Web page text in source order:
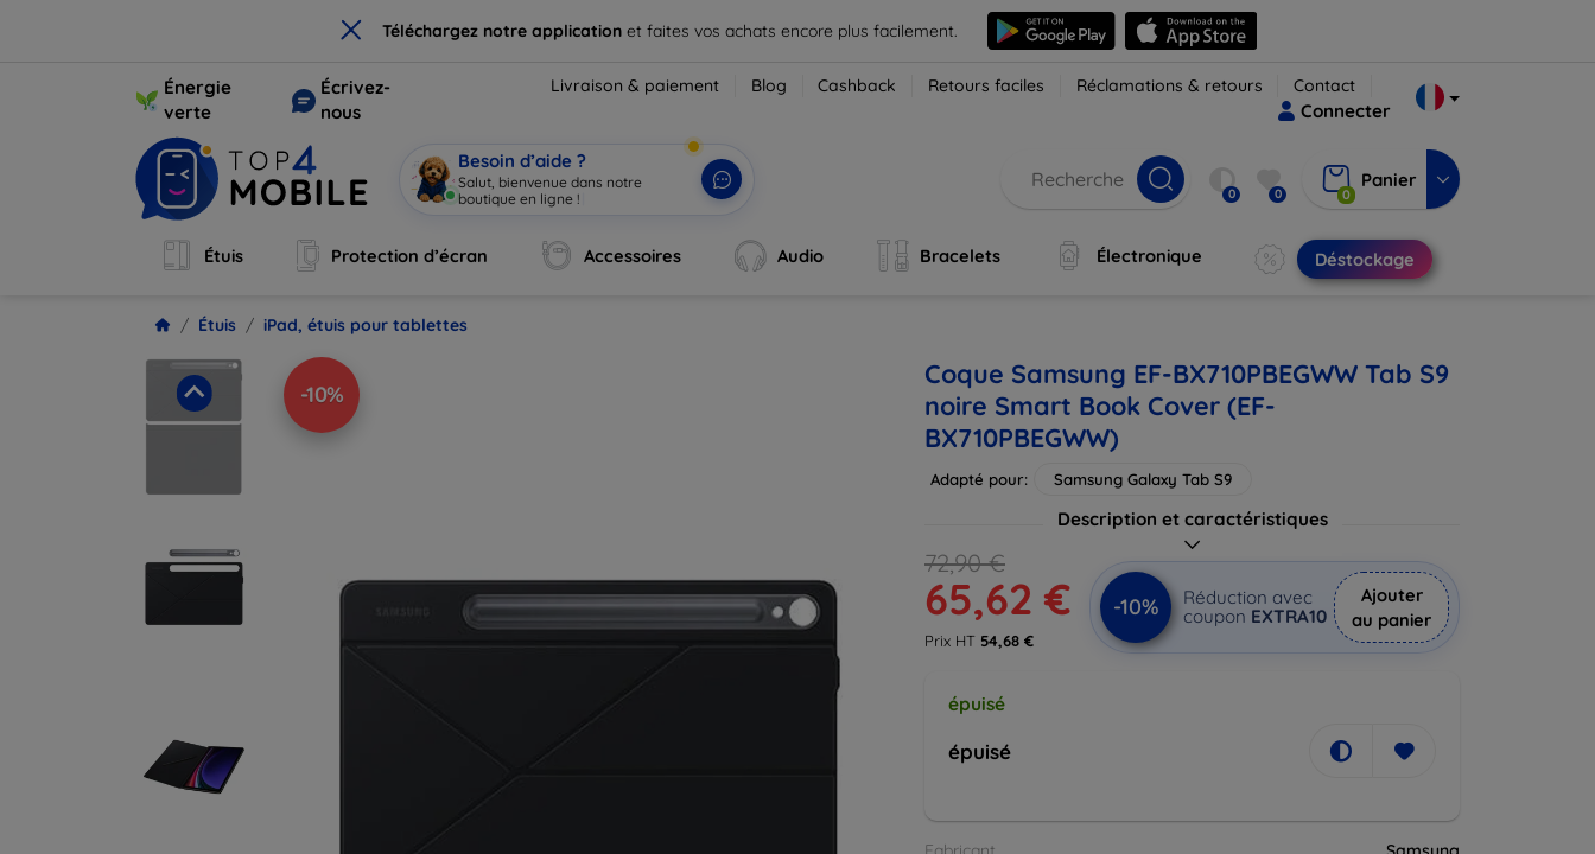
× Téléchargez notre application et faites vos achats encore plus facilement.
Énergie
verte
Écrivez-
nous
Livraison & paiement Blog Cashback Retours faciles Réclamations & retours Contact
Connecter
Besoin d’aide ?
Salut, bienvenue dans notre
boutique en ligne !
0 0 0
Panier
Étuis Protection d’écran Accessoires Audio Bracelets Électronique Déstockage
Étuis iPad, étuis pour tablettes
-10%
Coque Samsung EF-BX710PBEGWW Tab S9
noire Smart Book Cover (EF-
BX710PBEGWW)
Adapté pour: Samsung Galaxy Tab S9
Description et caractéristiques
72,90 €
65,62 €
Prix HT 54,68 €
-10%
Réduction avec
coupon EXTRA10
Ajouter
au panier
épuisé
épuisé